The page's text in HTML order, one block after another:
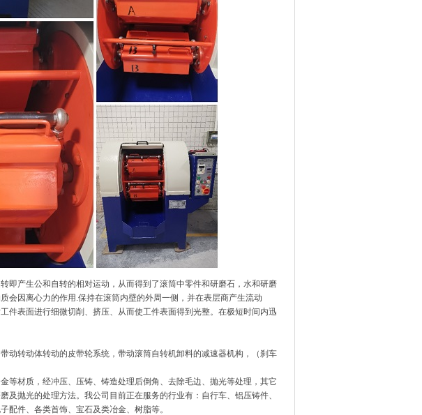
即产生公和自转的相对运动，从而得到了滚筒中零件和研磨石，水和研磨
会因离心力的作用.保持在滚筒内壁的外周一侧，并在表层商产生流动
件表面进行细微切削、挤压、从而使工件表面得到光整。在极短时间内迅
动转动体转动的皮带轮系统，带动滚筒自转机卸料的减速器机构，（刹车
等材质，经冲压、压铸、铸造处理后倒角、去除毛边、抛光等处理， 其它
及抛光的处理方法。我公司目前正在服务的行业有：自行车、铝压铸件、
配件、各类首饰、宝石及类冶金、树脂等。